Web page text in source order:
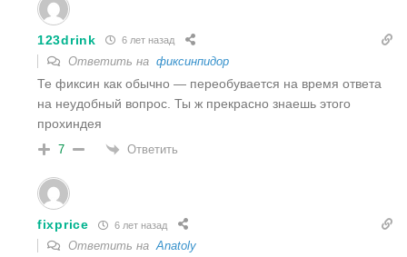
123drink 6 лет назад
Ответить на фиксинпидор
Те фиксин как обычно — переобувается на время ответа
на неудобный вопрос. Ты ж прекрасно знаешь этого
прохиндея
7 Ответить
fixprice 6 лет назад
Ответить наAnatoly